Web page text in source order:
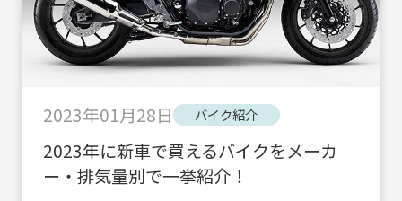
2023年01月28日 バイク紹介
2023年に新車で買えるバイクをメーカ
ー・排気量別で一挙紹介！